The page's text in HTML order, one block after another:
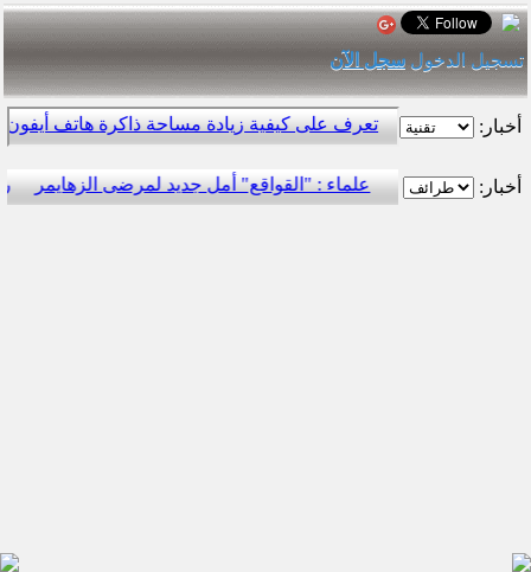
تسجيل الدخول سجل الآن